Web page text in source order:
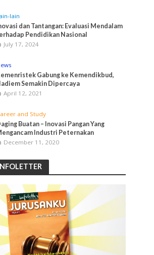
lain
dan Tantangan: Evaluasi Mendalam
Pendidikan Nasional
July 17, 2024
Gabung ke Kemendikbud,
Semakin Dipercaya
April 12, 2021
and Study
Buatan – Inovasi Pangan Yang
Industri Peternakan
December 11, 2020